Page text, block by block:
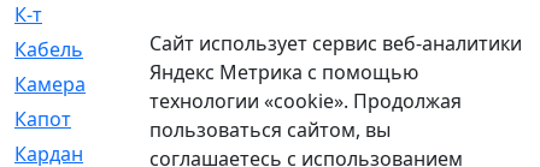
К-т
Кабель
[50]
Камера
[4]
Капот
[144]
Кардан
[131]
Сайт использует сервис веб-аналитики
Яндекс Метрика с помощью
технологии «cookie». Продолжая
пользоваться сайтом, вы
соглашаетесь с использованием